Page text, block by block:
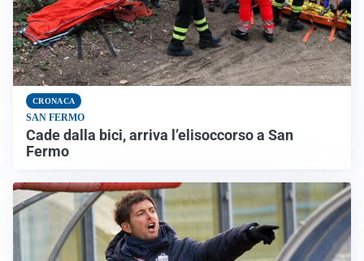
CRONACA
SAN FERMO
Cade dalla bici, arriva l’elisoccorso a San
Fermo